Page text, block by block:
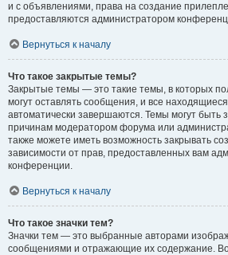
и с объявлениями, права на создание
предоставляются администратором
Вернуться к началу
Что такое закрытые темы?
Закрытые темы — это такие темы, в которых
могут оставлять сообщения, и все
автоматически завершаются. Темы могут быть
причинам модератором форума или
также можете иметь возможность закрывать
зависимости от прав, предоставленных вам
конференции.
Вернуться к началу
Что такое значки тем?
Значки тем — это выбранные авторами
сообщениями и отражающие их содержание.